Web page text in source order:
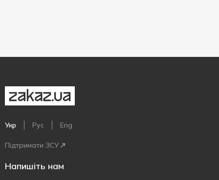
Укр Рус Eng
Підтримати ЗСУ
Напишіть нам